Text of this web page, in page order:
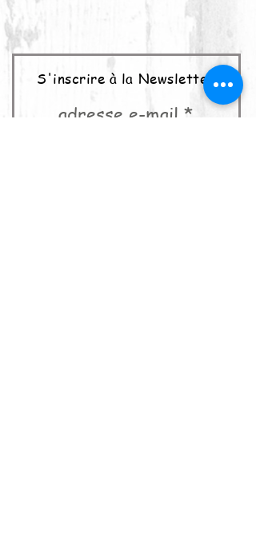
S'inscrire à la Newsletter
adresse e-mail